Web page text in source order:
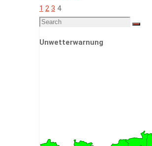
"Jahresbericht
2020"
der
1 2 3 4
Search
Search
Unwetterwarnung